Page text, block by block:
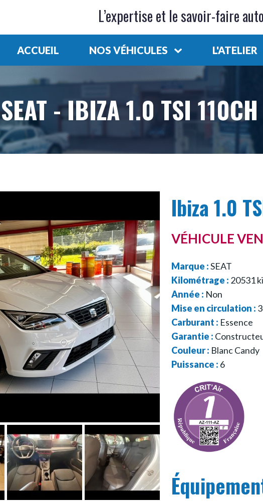
L’expertise et le savoir-faire
ACCUEIL NOS VÉHICULES L'ATELIER
SEAT -IBIZA 1.0 TSI
Ibiza 1.0
VÉHICULE
Marque :SEAT
Kilométrage : 20531
Année : Non
Mise en circulation :
Carburant : Essence
Garantie :
Couleur : Blanc Candy
Puissance : 6